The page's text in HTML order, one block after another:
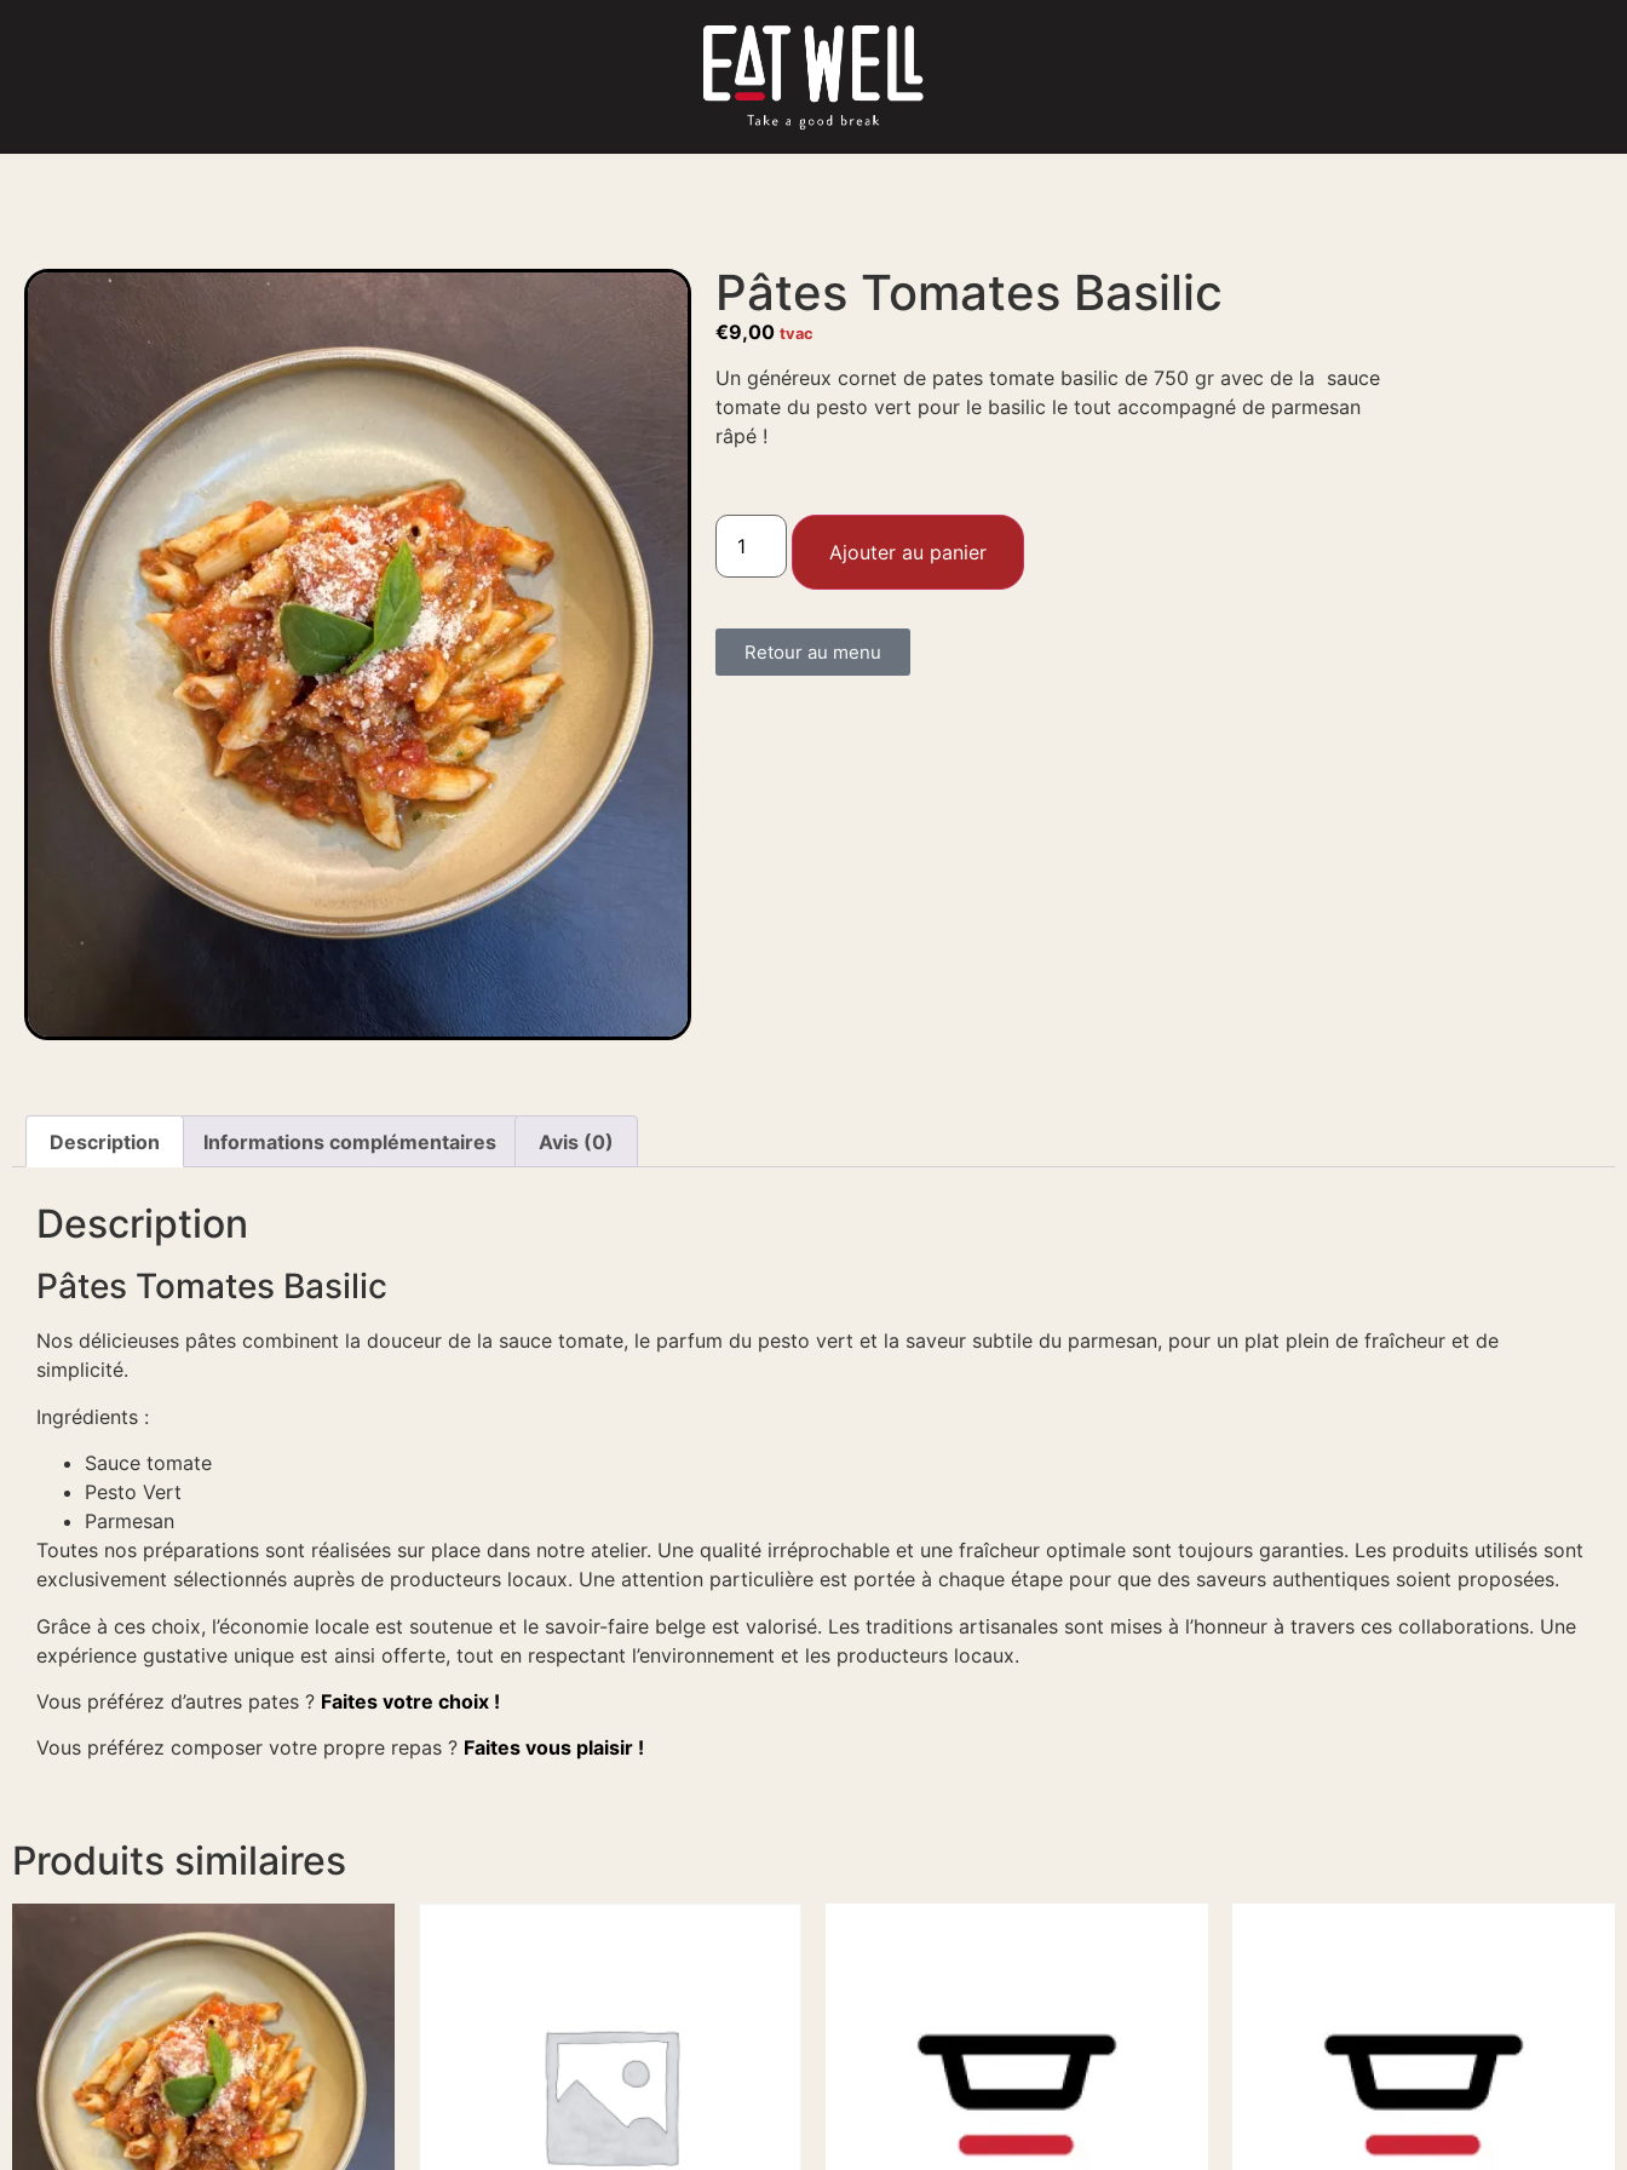
Pâtes Tomates Basilic
€9,00 tvac
Un généreux cornet de pates tomate basilic de 750 gr avec de la sauce
tomate du pesto vert pour le basilic le tout accompagné de parmesan
râpé !
Ajouter au panier
Retour au menu
Description Informations complémentaires Avis (0)
Description
Pâtes Tomates Basilic
Nos délicieuses pâtes combinent la douceur de la sauce tomate, le parfum du pesto vert et la saveur subtile du parmesan, pour un plat plein de fraîcheur et de
simplicité.
Ingrédients :
Sauce tomate
Pesto Vert
Parmesan
Toutes nos préparations sont réalisées sur place dans notre atelier. Une qualité irréprochable et une fraîcheur optimale sont toujours garanties. Les produits utilisés sont
exclusivement sélectionnés auprès de producteurs locaux. Une attention particulière est portée à chaque étape pour que des saveurs authentiques soient proposées.
Grâce à ces choix, l’économie locale est soutenue et le savoir-faire belge est valorisé. Les traditions artisanales sont mises à l’honneur à travers ces collaborations. Une
expérience gustative unique est ainsi offerte, tout en respectant l’environnement et les producteurs locaux.
Vous préférez d’autres pates ? Faites votre choix !
Vous préférez composer votre propre repas ? Faites vous plaisir !
Produits similaires